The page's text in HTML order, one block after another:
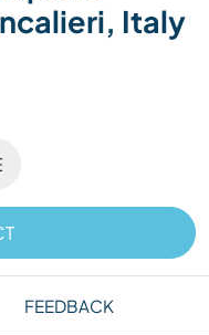
Italy
FEEDBACK